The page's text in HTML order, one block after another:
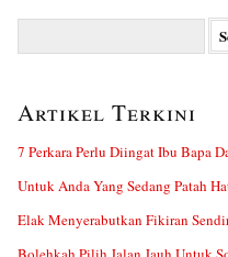
Artikel Terkini
7 Perkara Perlu Diingat Ibu Bapa
Untuk Anda Yang Sedang Patah
Elak Menyerabutkan Fikiran